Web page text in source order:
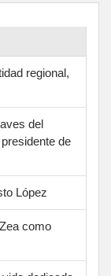
regional,
del
de
López
como